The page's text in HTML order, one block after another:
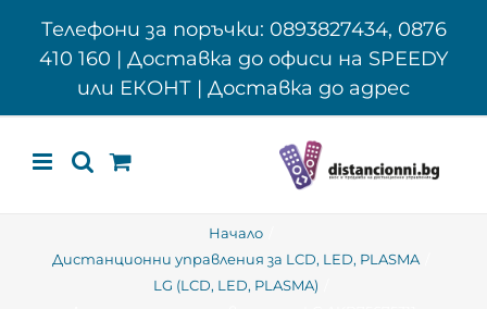
Телефони за поръчки: 0893827434, 0876
410 160 | Доставка до офиси на SPEEDY
или ЕКОНТ | Доставка до адрес
Начало
Дистанционни управления за LCD, LED, PLASMA
LG (LCD, LED, PLASMA)